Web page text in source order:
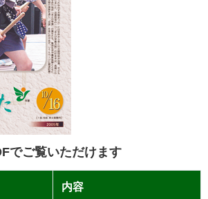
でご覧いただけます
内容